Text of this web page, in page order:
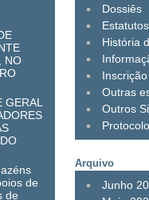
NO
GERAL
de
de
Dossiês
Estatutos
História
Outras
Outros
Arquivo
Junho